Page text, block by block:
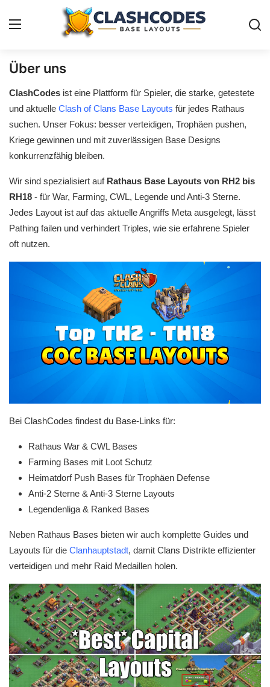
Deutsch
Über uns
ClashCodes ist eine Plattform für Spieler, die starke, getestete
und aktuelle Clash of Clans Base Layouts für jedes Rathaus
suchen. Unser Fokus: besser verteidigen, Trophäen pushen,
Kriege gewinnen und mit zuverlässigen Base Designs
konkurrenzfähig bleiben.
Wir sind spezialisiert auf Rathaus Base Layouts von RH2 bis
RH18 - für War, Farming, CWL, Legende und Anti-3 Sterne.
Jedes Layout ist auf das aktuelle Angriffs Meta ausgelegt, lässt
Pathing failen und verhindert Triples, wie sie erfahrene Spieler
oft nutzen.
Bei ClashCodes findest du Base-Links für:
Rathaus War & CWL Bases
Farming Bases mit Loot Schutz
Heimatdorf Push Bases für Trophäen Defense
Anti-2 Sterne & Anti-3 Sterne Layouts
Legendenliga & Ranked Bases
Neben Rathaus Bases bieten wir auch komplette Guides und
Layouts für die Clanhauptstadt, damit Clans Distrikte effizienter
verteidigen und mehr Raid Medaillen holen.